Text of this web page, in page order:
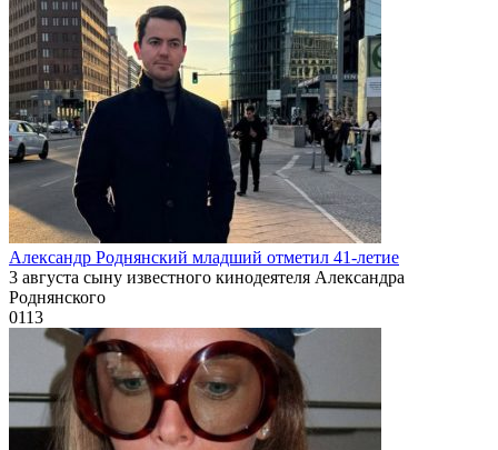
Александр Роднянский младший отметил 41-летие
3 августа сыну известного кинодеятеля Александра
Роднянского
0113